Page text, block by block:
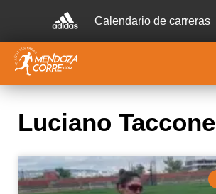
Calendario de carreras
Luciano Taccone